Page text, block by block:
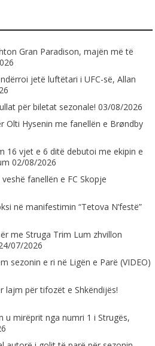
Gran Paradison, majën më të
jetë luftëtari i UFC-së, Allan
për biletat sezonale! 03/08/2026
Olti Hysenin me fanellën e Brøndby
16 vjet e 6 ditë debutoi me ekipin e
02/08/2026
veshë fanellën e FC Skopje
në manifestimin “Tetova N’festë”
me Struga Trim Lum zhvillon
07/2026
sezonin e ri në Ligën e Parë (VIDEO)
lajm për tifozët e Shkëndijës!
u mirëprit nga numri 1 i Strugës,